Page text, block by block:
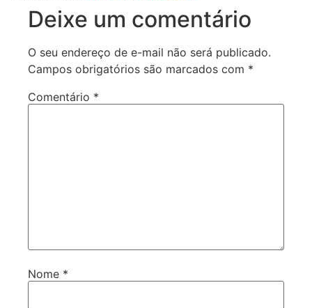
Deixe um comentário
O seu endereço de e-mail não será publicado.
Campos obrigatórios são marcados com *
Comentário *
Nome *